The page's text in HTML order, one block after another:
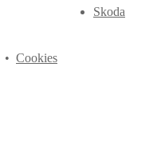
Skoda
• Cookies